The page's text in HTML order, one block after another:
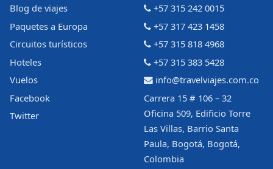
Blog de viajes
Paquetes a Europa
Circuitos turísticos
Hoteles
Vuelos
Facebook
Twitter
+57 315 242 0015
+57 317 423 1458
+57 315 818 4968
+57 315 383 5428
info@travelviajes.com.co
Carrera 15 # 106 – 32
Oficina 509, Edificio Torre
Las Villas, Barrio Santa
Paula, Bogotá, Bogotá,
Colombia